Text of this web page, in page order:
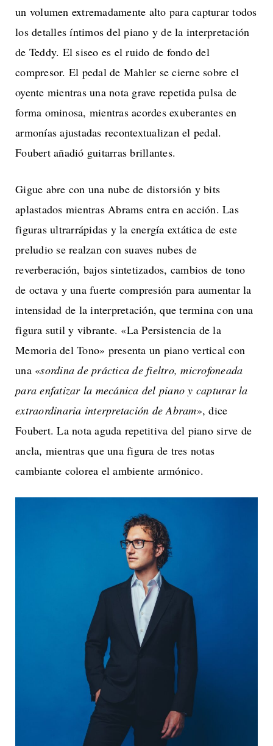
un volumen extremadamente alto para capturar todos
los detalles íntimos del piano y de la interpretación
de Teddy. El siseo es el ruido de fondo del
compresor. El pedal de Mahler se cierne sobre el
oyente mientras una nota grave repetida pulsa de
forma ominosa, mientras acordes exuberantes en
armonías ajustadas recontextualizan el pedal.
Foubert añadió guitarras brillantes.
Gigue abre con una nube de distorsión y bits
aplastados mientras Abrams entra en acción. Las
figuras ultrarrápidas y la energía extática de este
preludio se realzan con suaves nubes de
reverberación, bajos sintetizados, cambios de tono
de octava y una fuerte compresión para aumentar la
intensidad de la interpretación, que termina con una
figura sutil y vibrante. «La Persistencia de la
Memoria del Tono» presenta un piano vertical con
una «sordina de práctica de fieltro, microfoneada
para enfatizar la mecánica del piano y capturar la
extraordinaria interpretación de Abram», dice
Foubert. La nota aguda repetitiva del piano sirve de
ancla, mientras que una figura de tres notas
cambiante colorea el ambiente armónico.